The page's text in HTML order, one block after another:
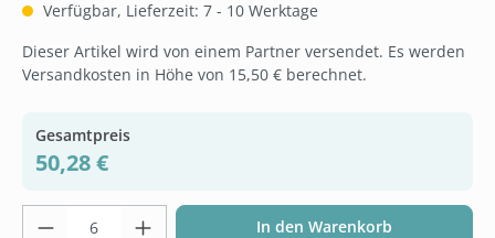
Verfügbar, Lieferzeit: 7 - 10 Werktage
Dieser Artikel wird von einem Partner versendet. Es werden
Versandkosten in Höhe von 15,50 € berechnet.
Gesamtpreis
50,28 €
Produkt Anzahl: Gib den gewünschten
In den Warenkorb